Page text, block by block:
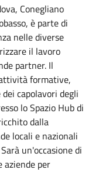
Conegliano
è parte di
nelle diverse
il lavoro
partner. Il
formative,
capolavori degli
lo Spazio Hub di
dalla
locali e nazionali
un'occasione di
per